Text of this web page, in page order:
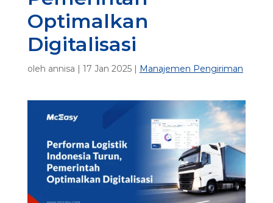
Optimalkan
Digitalisasi
oleh annisa | 17 Jan 2025| Manajemen Pengiriman